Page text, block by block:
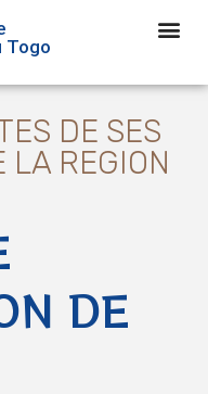
Togo
DE SES
LA REGION
DE